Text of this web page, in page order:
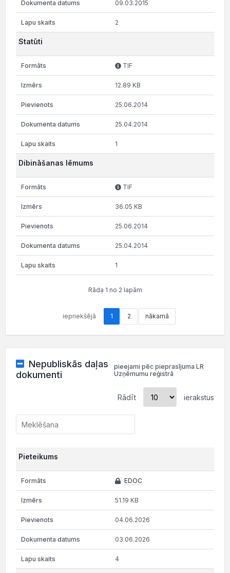
09.03.2015
2
Statūti
TIF
12.89 KB
25.06.2014
25.04.2014
1
Dibināšanas lēmums
TIF
36.05 KB
25.06.2014
25.04.2014
1
Rāda 1 no 2 lapām
iepriekšējā 1 2 nākamā
Nepubliskās daļas
dokumenti
pieejami pēc pieprasījuma LR
Uzņēmumu reģistrā
Rādīt ierakstus
Pieteikums
EDOC
51.19 KB
04.06.2026
03.06.2026
4